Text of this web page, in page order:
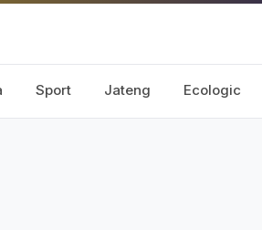
Sport Jateng Ecologic